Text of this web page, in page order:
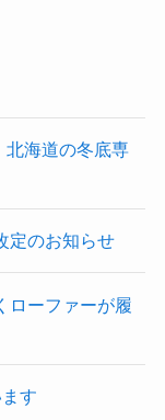
北海道の冬底専
定のお知らせ
ローファーが履
す